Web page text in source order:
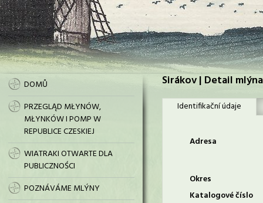
DOMŮ
PRZEGLĄD MŁYNÓW,
MŁYNKÓW I POMP W
REPUBLICE CZESKIEJ
WIATRAKI OTWARTE DLA
PUBLICZNOŚCI
POZNÁVÁME MLÝNY
Sirákov | Detail mlýna
Identifikační údaje
Adresa
Okres
Katalogové číslo